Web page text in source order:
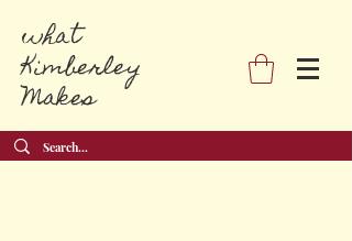
what
Kimberley
Makes